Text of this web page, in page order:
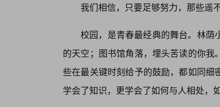
我们相信，只要足够努力，那些遥
校园，是青春最经典的舞台。林荫
的天空；图书馆角落，埋头苦读的你
些在最关键时刻给予的鼓励，都如同
学会了知识，更学会了如何与人相处，